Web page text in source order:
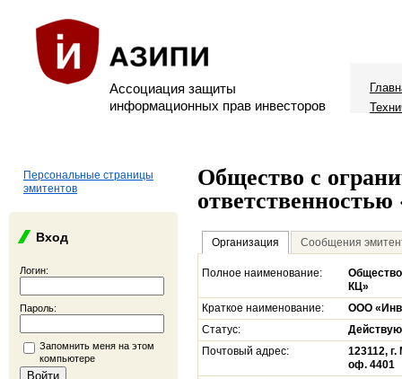
Ассоциация защиты
информационных прав инвесторов
Персональные страницы
эмитентов
Вход
Логин:
Пароль:
Запомнить меня на этом
компьютере
Общество с
Организация Сообщения
Полное наименование:
Общество
КЦ»
Краткое наименование:
ООО
Статус:
Почтовый адрес:
123112,
оф. 4401